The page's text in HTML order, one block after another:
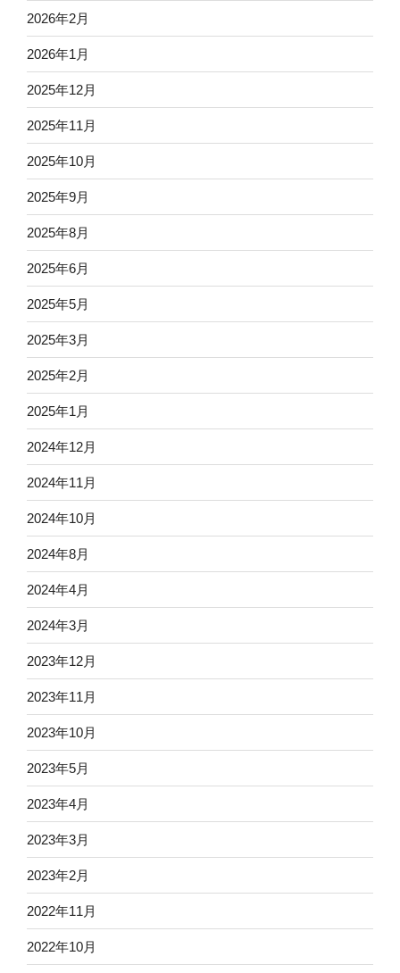
2026年2月
2026年1月
2025年12月
2025年11月
2025年10月
2025年9月
2025年8月
2025年6月
2025年5月
2025年3月
2025年2月
2025年1月
2024年12月
2024年11月
2024年10月
2024年8月
2024年4月
2024年3月
2023年12月
2023年11月
2023年10月
2023年5月
2023年4月
2023年3月
2023年2月
2022年11月
2022年10月